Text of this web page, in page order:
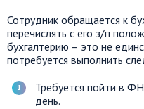
Сотрудник обращается к
перечислять с его з/п
бухгалтерию – это не
потребуется выполнить
Требуется пойти в
день.